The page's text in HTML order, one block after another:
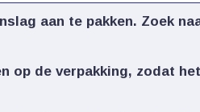
aan te pakken.​ Zoek
op de verpakking, zodat